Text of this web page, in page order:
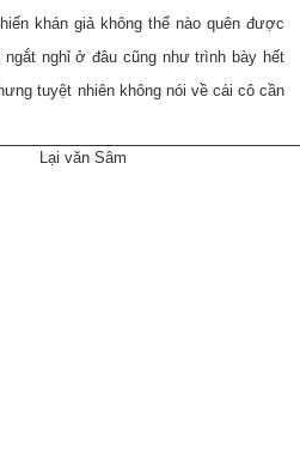
khán giả không thể nào quên được
nghỉ ở đâu cũng như trình bày hết
tuyệt nhiên không nói về cái cô cần